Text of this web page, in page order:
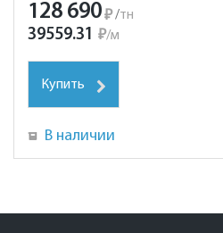
128 690₽ /тн
39559.31 ₽/м
Купить
В наличии